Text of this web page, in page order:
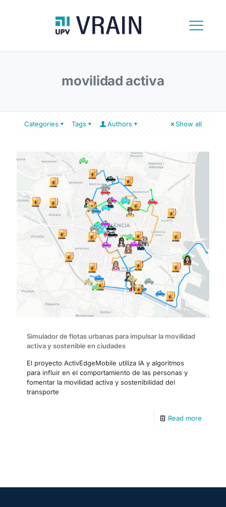
movilidad activa
Categories Tags Authors Show all
Simulador de flotas urbanas para impulsar la movilidad
activa y sostenible en ciudades
El proyecto ActivEdgeMobile utiliza IA y algoritmos
para influir en el comportamiento de las personas y
fomentar la movilidad activa y sostenibilidad del
transporte
Read more